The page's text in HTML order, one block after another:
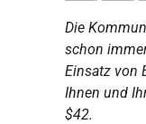
Die
schon
Einsatz von
Ihnen und
$42.